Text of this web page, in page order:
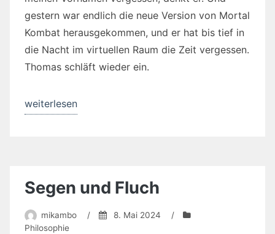
gestern war endlich die neue Version von Mortal
Kombat herausgekommen, und er hat bis tief in
die Nacht im virtuellen Raum die Zeit vergessen.
Thomas schläft wieder ein.
„Das
weiterlesen
Segen und Fluch
mikambo / 8. Mai 2024
/
Philosophie